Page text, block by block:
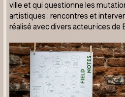
ville et qui questionne les
artistiques : rencontres et
réalisé avec divers acteur·ices de